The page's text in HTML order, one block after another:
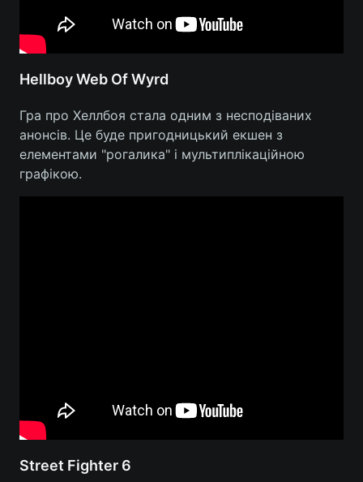
Hellboy Web Of Wyrd
Гра про Хеллбоя стала одним з несподіваних
анонсів. Це буде пригодницький екшен з
елементами "рогалика" і мультиплікаційною
графікою.
Street Fighter 6